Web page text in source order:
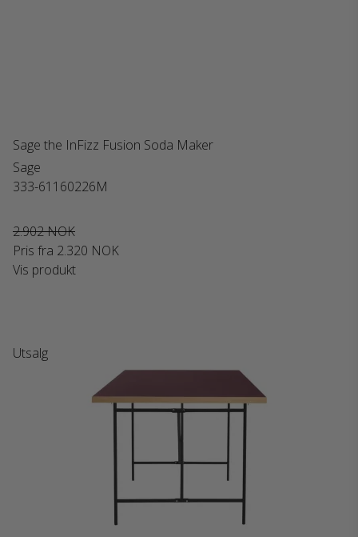
Sage the InFizz Fusion Soda Maker
Sage
333-61160226M
2.902 NOK
Pris fra 2.320 NOK
Vis produkt
Utsalg